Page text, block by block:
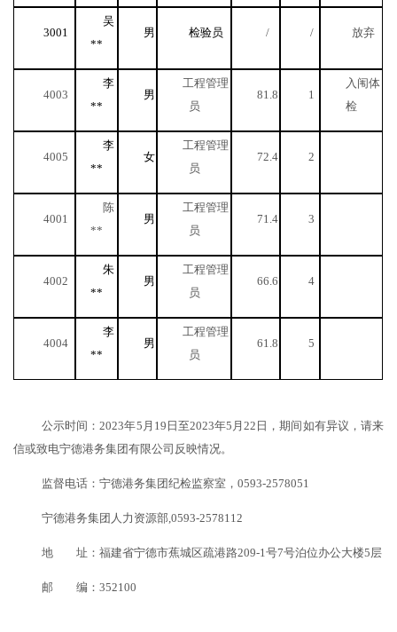
3001
吴
**
男 检验员 / / 放弃
4003
李
**
男
工程管理
员
81.8 1
入闱体
检
4005
李
**
女
工程管理
员
72.4 2
4001
陈
**
男
工程管理
员
71.4 3
4002
朱
**
男
工程管理
员
66.6 4
4004
李
**
男
工程管理
员
61.8 5
公示时间：2023年5月19 日至2023年5月22日，期间如有异议，请来
信或致电宁德港务集团有限公司反映情况。
监督电话：宁德港务集团纪检监察室， 0593-2578051
宁德港务集团 人力资源部,0593-2578112
地 址：福建省宁德市蕉城区疏港路209-1号7号泊位办公大楼5层
邮 编： 352100